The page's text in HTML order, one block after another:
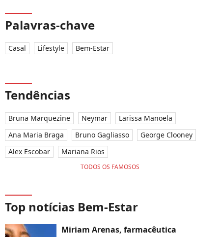
Palavras-chave
Casal Lifestyle Bem-Estar
Tendências
Bruna Marquezine Neymar
Larissa Manoela
Ana Maria Braga
Bruno Gagliasso
George Clooney
Alex Escobar
Mariana Rios
TODOS OS FAMOSOS
Top notícias Bem-Estar
Miriam Arenas, farmacêutica